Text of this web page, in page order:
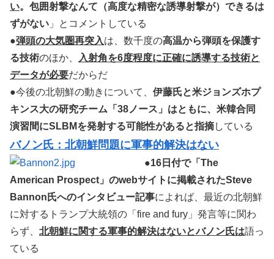
い。包囲射撃なんて（高度な精密な誘導射撃が）できるは
ずがない 」とコメントしている
●弾頭の大気圏再突入は、数千度の高温から弾頭を保護す
る技術のほか、
入射角を6度程度に正確に誘導する技術と
データが必要だからだ
●今後の北朝鮮の動きについて、 伊藤氏と米ジョンズホプ
キンス大の研究チーム「38ノース」はともに、米韓合同
演習間にSLBMを発射する可能性があると指摘している
バノン氏：北朝鮮問題に軍事的解決はない
●16日付で「The
American Prospect」のwebサイトに掲載されたSteve
Bannon氏へのインタビュー記事によれば、最近の北朝鮮
に対するトランプ大統領の「fire and fury」発言等に関わ
らず、 北朝鮮に関する軍事的解決はないとバノン氏は語っ
ている